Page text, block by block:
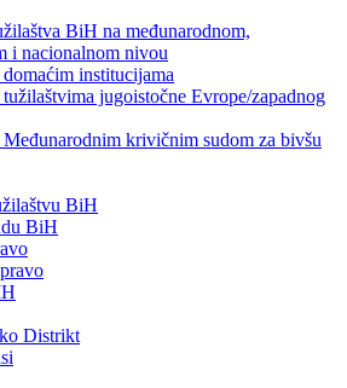
BiH na međunarodnom,
i nacionalnom nivou
domaćim institucijama
tužilaštvima jugoistočne Evrope/zapadnog
Međunarodnim krivičnim sudom za bivšu
BiH
BiH
Distrikt